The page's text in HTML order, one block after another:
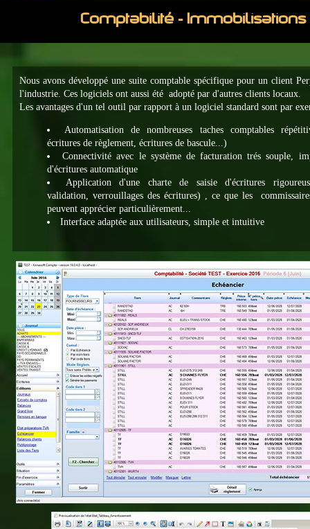
Comptabilité - Immobilisations
Nous avons développé une suite comptable spécifique pour un client
l'industrie. Ces logiciels ont aussi été adopté par d'autres clients locaux.
Les avantages d'un tel outil par rapport à un logiciel standard sont par
Automatisation de nombreuses taches comptables
écritures de règlement, écritures de bascule...)
Connectivité avec le système de facturation trés souple,
d'écritures automatique
Application d'une charte de saisie d'écritures
validation, verrouillages des écritures) , ce que les
peuvent apprécier particulièrement...
Interface adaptée aux utilisateurs, simple et intuitive